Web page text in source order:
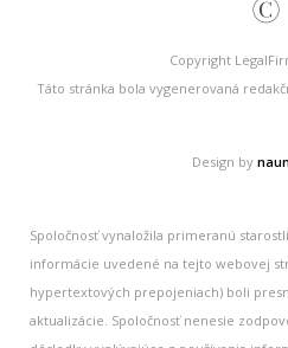
©
Copyright
Táto stránka bola vygenerovaná
Design by
Spoločnosť vynaložila primeranú
informácie uvedené na tejto webovej
hypertextových prepojeniach) boli
aktualizácie. Spoločnosť nenesie